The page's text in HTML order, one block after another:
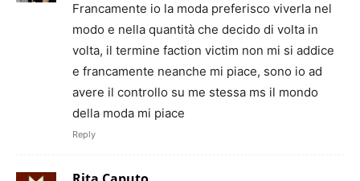
Francamente io la moda preferisco viverla nel
modo e nella quantità che decido di volta in
volta, il termine faction victim non mi si addice
e francamente neanche mi piace, sono io ad
avere il controllo su me stessa ms il mondo
della moda mi piace
Reply